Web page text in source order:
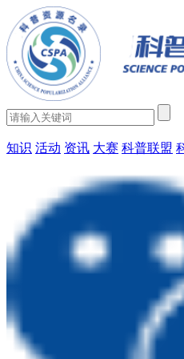
知识 活动 资讯 大赛 科普联盟